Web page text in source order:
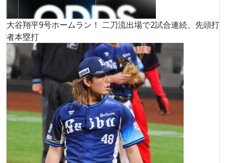
大谷翔平9号ホームラン！ 二刀流出場で2試合連続、先頭打
者本塁打